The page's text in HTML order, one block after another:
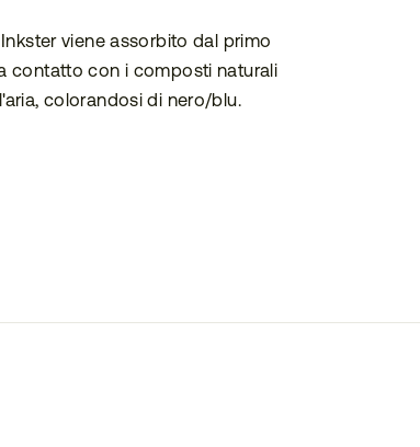
viene assorbito dal primo
contatto con i composti naturali
colorandosi di nero/blu.